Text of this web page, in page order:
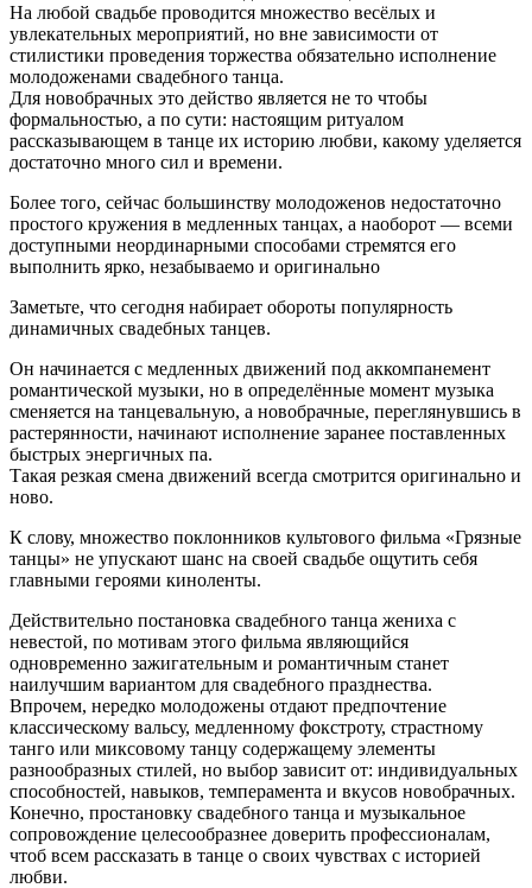
На любой свадьбе проводится множество весёлых и
увлекательных мероприятий, но вне зависимости от
стилистики проведения торжества обязательно исполнение
молодоженами свадебного танца.
Для новобрачных это действо является не то чтобы
формальностью, а по сути: настоящим ритуалом
рассказывающем в танце их историю любви, какому уделяется
достаточно много сил и времени.
Более того, сейчас большинству молодоженов недостаточно
простого кружения в медленных танцах, а наоборот — всеми
доступными неординарными способами стремятся его
выполнить ярко, незабываемо и оригинально
Заметьте, что сегодня набирает обороты популярность
динамичных свадебных танцев.
Он начинается с медленных движений под аккомпанемент
романтической музыки, но в определённые момент музыка
сменяется на танцевальную, а новобрачные, переглянувшись в
растерянности, начинают исполнение заранее поставленных
быстрых энергичных па.
Такая резкая смена движений всегда смотрится оригинально и
ново.
К слову, множество поклонников культового фильма «Грязные
танцы» не упускают шанс на своей свадьбе ощутить себя
главными героями киноленты.
Действительно постановка свадебного танца жениха с
невестой, по мотивам этого фильма являющийся
одновременно зажигательным и романтичным станет
наилучшим вариантом для свадебного празднества.
Впрочем, нередко молодожены отдают предпочтение
классическому вальсу, медленному фокстроту, страстному
танго или миксовому танцу содержащему элементы
разнообразных стилей, но выбор зависит от: индивидуальных
способностей, навыков, темперамента и вкусов новобрачных.
Конечно, простановку свадебного танца и музыкальное
сопровождение целесообразнее доверить профессионалам,
чтоб всем рассказать в танце о своих чувствах с историей
любви.